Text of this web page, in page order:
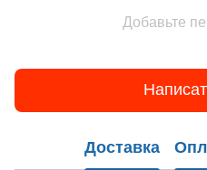
Добавьте
Доставка